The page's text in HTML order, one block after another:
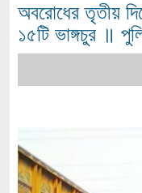
অবরোধের তৃতীয়
১৫টি ভাঙ্গচুর ॥